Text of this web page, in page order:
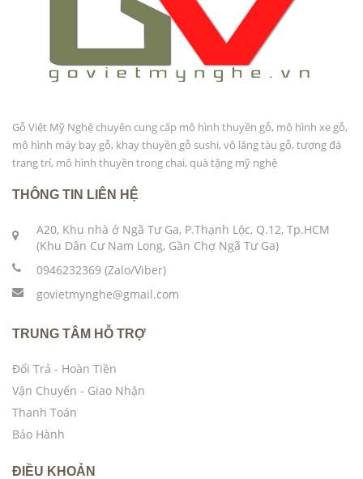
Gỗ Việt Mỹ Nghệ chuyên cung cấp mô hình thuyền gỗ, mô hình xe gỗ,
mô hình máy bay gỗ, khay thuyền gỗ sushi, vô lăng tàu gỗ, tượng đá
trang trí, mô hình thuyền trong chai, quà tặng mỹ nghệ
THÔNG TIN LIÊN HỆ
A20, Khu nhà ở Ngã Tư Ga, P.Thạnh Lộc, Q.12, Tp.HCM
(Khu Dân Cư Nam Long, Gần Chợ Ngã Tư Ga)
0946232369 (Zalo/Viber)
govietmynghe@gmail.com
TRUNG TÂM HỖ TRỢ
Đổi Trả - Hoàn Tiền
Vận Chuyển - Giao Nhận
Thanh Toán
Bảo Hành
ĐIỀU KHOẢN